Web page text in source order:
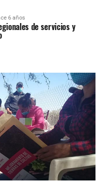
6 años
de servicios y